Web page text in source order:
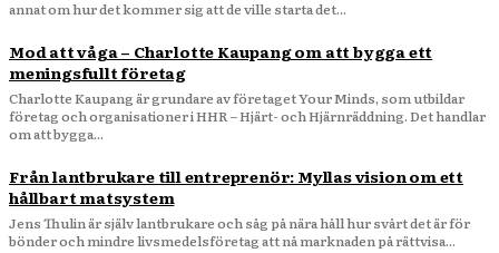
annat om hur det kommer sig att de ville starta det...
Mod att våga – Charlotte Kaupang om att bygga ett
meningsfullt företag
Charlotte Kaupang är grundare av företaget Your Minds, som utbildar
företag och organisationer i HHR – Hjärt- och Hjärnräddning. Det handlar
om att bygga...
Från lantbrukare till entreprenör: Myllas vision om ett
hållbart matsystem
Jens Thulin är själv lantbrukare och såg på nära håll hur svårt det är för
bönder och mindre livsmedelsföretag att nå marknaden på rättvisa...